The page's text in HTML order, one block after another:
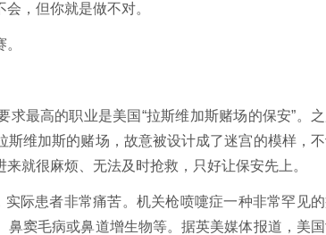
，但你就是做不对。
最高的职业是美国“拉斯维加斯赌场的保安”。
斯维加斯的赌场，故意被设计成了迷宫的模样，
就很麻烦、无法及时抢救，只好让保安先上。
实际患者非常痛苦。机关枪喷嚏症一种非常罕见
窦毛病或鼻道增生物等。据英美媒体报道，美